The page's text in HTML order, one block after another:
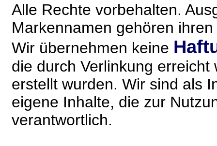
Alle Rechte vorbehalten.
Markennamen gehören
Wir übernehmen keine
die durch Verlinkung
erstellt wurden. Wir sind als
eigene Inhalte, die zur
verantwortlich.